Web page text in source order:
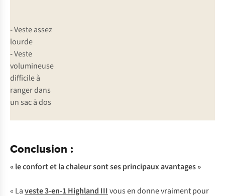
-Veste assez
lourde
-Veste
volumineuse
difficile à
ranger dans
un sac à dos
Conclusion :
« le confort et la chaleur sont ses principaux avantages »
« Laveste 3-en-1 Highland IIIvous en donne vraiment pour